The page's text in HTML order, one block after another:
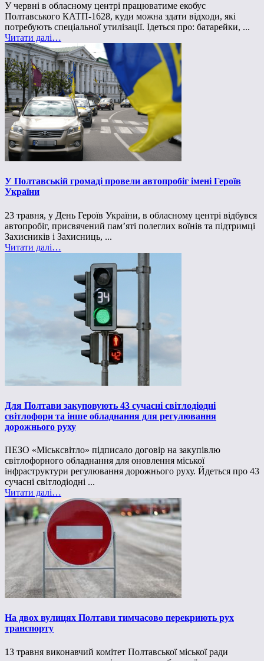
У червні в обласному центрі працюватиме екобус
Полтавського КАТП-1628, куди можна здати відходи, які
потребують спеціальної утилізації. Ідеться про: батарейки, ...
Читати далі…
У Полтавській громаді провели автопробіг імені Героїв
України
23 травня, у День Героїв України, в обласному центрі відбувся
автопробіг, присвячений пам’яті полеглих воїнів та підтримці
Захисників і Захисниць, ...
Читати далі…
Для Полтави закуповують 43 сучасні світлодіодні
світлофори та інше обладнання для регулювання
дорожнього руху
ПЕЗО «Міськсвітло» підписало договір на закупівлю
світлофорного обладнання для оновлення міської
інфраструктури регулювання дорожнього руху. Йдеться про 43
сучасні світлодіодні ...
Читати далі…
На двох вулицях Полтави тимчасово перекриють рух
транспорту
13 травня виконавчий комітет Полтавської міської ради